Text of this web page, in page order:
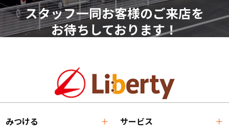
スタッフ一同お客様のご来店を
お待ちしております！
みつける サービス